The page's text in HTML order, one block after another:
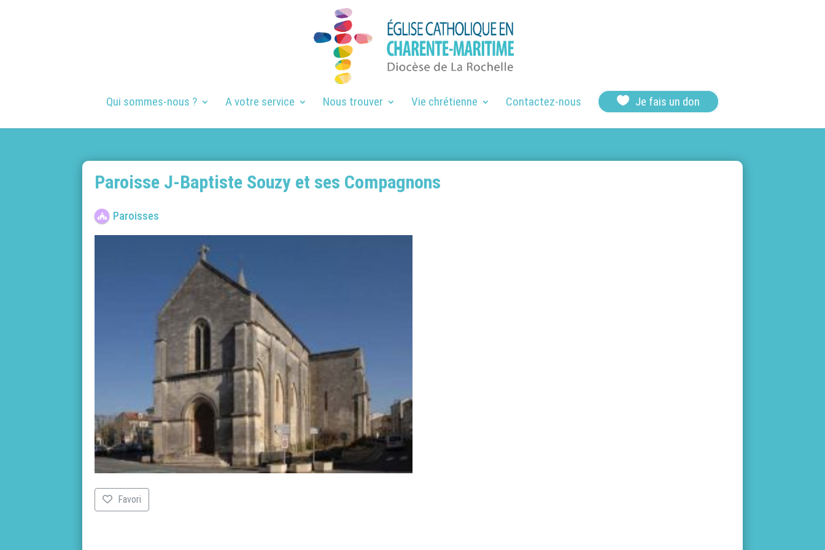
Qui sommes-nous ? A votre service Nous trouver Vie chrétienne Contactez-nous  Je fais un don
Paroisse J-Baptiste Souzy et ses Compagnons
Paroisses
Favori